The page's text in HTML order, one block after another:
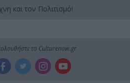
και τον Πολιτισμό!
το Culturenow.gr